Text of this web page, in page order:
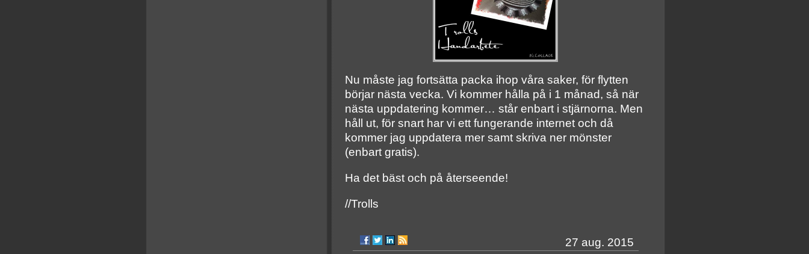
Nu måste jag fortsätta packa ihop våra saker, för flytten
börjar nästa vecka. Vi kommer hålla på i 1 månad, så när
nästa uppdatering kommer… står enbart i stjärnorna. Men
håll ut, för snart har vi ett fungerande internet och då
kommer jag uppdatera mer samt skriva ner mönster
(enbart gratis).
Ha det bäst och på återseende!
//Trolls
27 aug. 2015